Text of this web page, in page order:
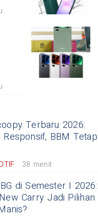
Terbaru 2026:
BBM Tetap
38 menit
di Semester I 2026:
Carry Jadi Pilihan